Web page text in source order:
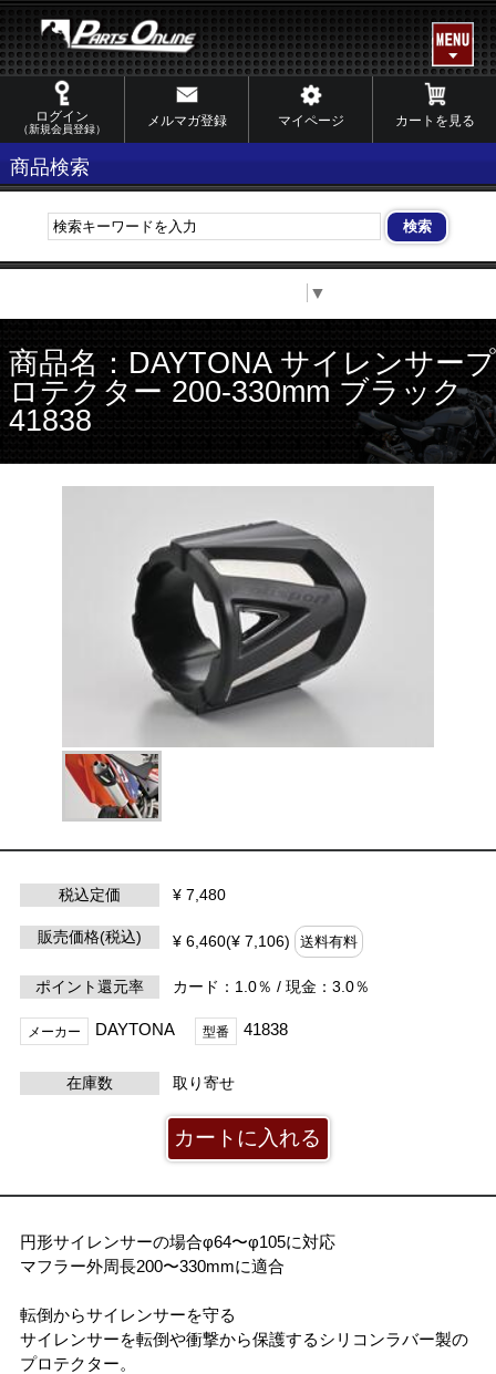
ログイン
（新規会員登録）
メルマガ登録 マイページ カートを見る
商品検索
▼
商品名：DAYTONA サイレンサープ
ロテクター 200-330mm ブラック
41838
税込定価 ¥ 7,480
販売価格(税込) ¥ 6,460(¥ 7,106) 送料有料
ポイント還元率 カード：1.0％ / 現金：3.0％
メーカー DAYTONA 型番 41838
在庫数 取り寄せ
円形サイレンサーの場合φ64〜φ105に対応
マフラー外周長200〜330mmに適合
転倒からサイレンサーを守る
サイレンサーを転倒や衝撃から保護するシリコンラバー製の
プロテクター。